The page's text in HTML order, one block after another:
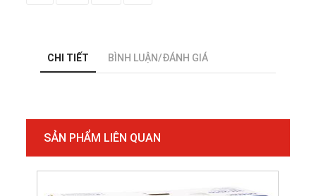
CHI TIẾT BÌNH LUẬN/ĐÁNH GIÁ
SẢN PHẨM LIÊN QUAN